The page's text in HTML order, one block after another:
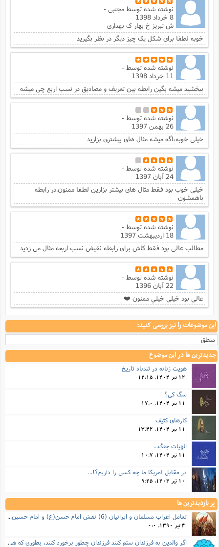
نوشته شده توسطمجتبی -
8 خرداد 1398
ش تبریز خ بهار ک بهداری
خوبه لطفا برای شکل یک چیز دیگر در نظر بگیرید
نوشته شده توسط-
11 خرداد 1398
ببخشید میشه بگین رابطه بین تعریف و مصادیق در نسب اربع چی میشه
نوشته شده توسط-
26 بهمن 1397
خیلی خوبه،اگه میشه مثال های بیشتری بزارید
نوشته شده توسط-
24 آبان 1397
خیلی خوب بود فقط مثال های بیشتر بزارین لطفا ممنون.در رابطه
باهمشون
نوشته شده توسط-
18 اردیبهشت 1397
مطالب عالی بود فقط کاش برای رابطه نقیض نسب اربعه مثال می زدید
نوشته شده توسط-
22 آبان 1396
عالي بود خيلي خيلي ممنون ❤️
این موضوعات را نیز بررسی کنید:
منطق
جدیدترین ها در این موضوع
هویت زنانه در تندباد تاریخ
12 تیر 1404, 12:15
سگ کی؟
11 تیر 1404, 17:0
کارهای کثیف
11 تیر 1404, 13:42
الهیات جنگ...
11 تیر 1404, 10:7
در مقابل آمریکا ما چه کسی را داریم؟!...
10 تیر 1404, 9:25
پر بازدیدترین ها
تعامل اعراب مسلمان و ایرانیان (6) نقش امام حسن(ع) و امام حسین(ع) در فتح ایران
4 تیر 1390, 0:0
اگر والدین به فرزندان ستم کنند فرزندان چطور برخورد کنند، بطوری که هم موجب ناراحتی آنها نشود و هم بتوانند آنها را امر به معروف و نهی از منکر کنند، و اگر نصیحت تأثیر نداشت چطور باید با آنها برخورد کرد؟